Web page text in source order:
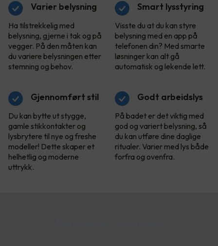
Varier belysning
Ha tilstrekkelig med
belysning, gjerne i tak og på
vegger. På den måten kan
du variere belysningen etter
stemning og behov.
Smart lysstyring
Visste du at du kan styre
belysning med en app på
telefonen din? Med smarte
løsninger kan alt gå
automatisk og lekende lett.
Gjennomført stil
Du kan bytte ut stygge,
gamle stikkontakter og
lysbrytere til nye og freshe
modeller! Dette skaper et
helhetlig og moderne
uttrykk.
Godt arbeidslys
På badet er det viktig med
god og variert belysning, så
du kan utføre dine daglige
ritualer. Varier med lys både
forfra og ovenfra.